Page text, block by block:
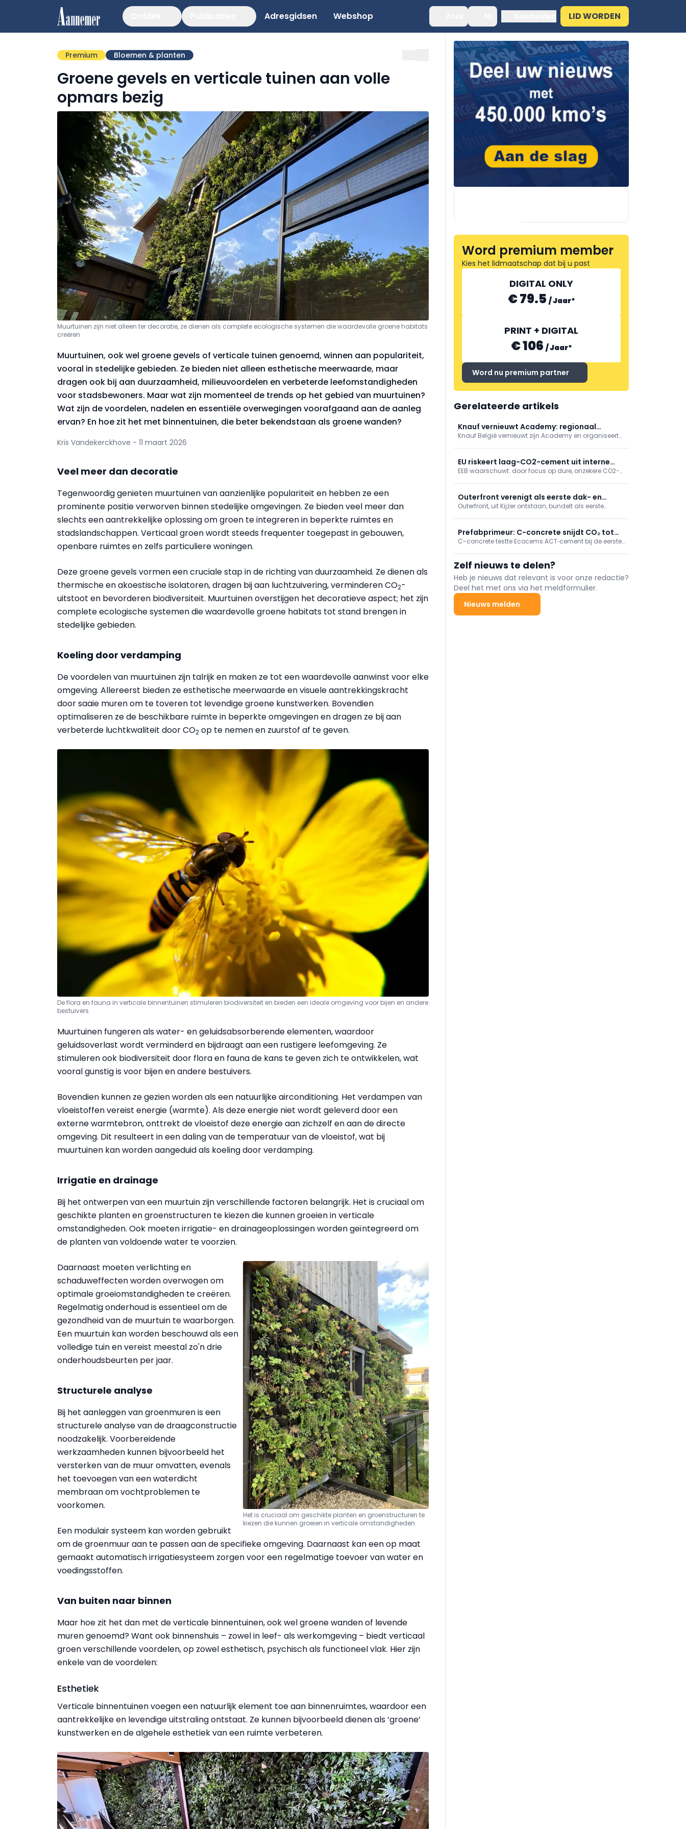
Adresgidsen Webshop LID WORDEN
Premium Bloemen & planten
Groene gevels en verticale tuinen aan volle
opmars bezig
Muurtuinen zijn niet alleen ter decoratie, ze dienen als complete ecologische systemen die waardevolle groene habitats
creëren
Muurtuinen, ook wel groene gevels of verticale tuinen genoemd, winnen aan populariteit,
vooral in stedelijke gebieden. Ze bieden niet alleen esthetische meerwaarde, maar
dragen ook bij aan duurzaamheid, milieuvoordelen en verbeterde leefomstandigheden
voor stadsbewoners. Maar wat zijn momenteel de trends op het gebied van muurtuinen?
Wat zijn de voordelen, nadelen en essentiële overwegingen voorafgaand aan de aanleg
ervan? En hoe zit het met binnentuinen, die beter bekendstaan als groene wanden?
Kris Vandekerckhove - 11 maart 2026
Veel meer dan decoratie
Tegenwoordig genieten muurtuinen van aanzienlijke populariteit en hebben ze een
prominente positie verworven binnen stedelijke omgevingen. Ze bieden veel meer dan
slechts een aantrekkelijke oplossing om groen te integreren in beperkte ruimtes en
stadslandschappen. Verticaal groen wordt steeds frequenter toegepast in gebouwen,
openbare ruimtes en zelfs particuliere woningen.
Deze groene gevels vormen een cruciale stap in de richting van duurzaamheid. Ze dienen als
thermische en akoestische isolatoren, dragen bij aan luchtzuivering, verminderen CO2-
uitstoot en bevorderen biodiversiteit. Muurtuinen overstijgen het decoratieve aspect; het zijn
complete ecologische systemen die waardevolle groene habitats tot stand brengen in
stedelijke gebieden.
Koeling door verdamping
De voordelen van muurtuinen zijn talrijk en maken ze tot een waardevolle aanwinst voor elke
omgeving. Allereerst bieden ze esthetische meerwaarde en visuele aantrekkingskracht
door saaie muren om te toveren tot levendige groene kunstwerken. Bovendien
optimaliseren ze de beschikbare ruimte in beperkte omgevingen en dragen ze bij aan
verbeterde luchtkwaliteit door CO2 op te nemen en zuurstof af te geven.
De flora en fauna in verticale binnentuinen stimuleren biodiversiteit en bieden een ideale omgeving voor bijen en andere
bestuivers
Muurtuinen fungeren als water- en geluidsabsorberende elementen, waardoor
geluidsoverlast wordt verminderd en bijdraagt aan een rustigere leefomgeving. Ze
stimuleren ook biodiversiteit door flora en fauna de kans te geven zich te ontwikkelen, wat
vooral gunstig is voor bijen en andere bestuivers.
Bovendien kunnen ze gezien worden als een natuurlijke airconditioning. Het verdampen van
vloeistoffen vereist energie (warmte). Als deze energie niet wordt geleverd door een
externe warmtebron, onttrekt de vloeistof deze energie aan zichzelf en aan de directe
omgeving. Dit resulteert in een daling van de temperatuur van de vloeistof, wat bij
muurtuinen kan worden aangeduid als koeling door verdamping.
Irrigatie en drainage
Bij het ontwerpen van een muurtuin zijn verschillende factoren belangrijk. Het is cruciaal om
geschikte planten en groenstructuren te kiezen die kunnen groeien in verticale
omstandigheden. Ook moeten irrigatie- en drainageoplossingen worden geïntegreerd om
de planten van voldoende water te voorzien.
Het is cruciaal om geschikte planten en groenstructuren te
kiezen die kunnen groeien in verticale omstandigheden
Daarnaast moeten verlichting en
schaduweffecten worden overwogen om
optimale groeiomstandigheden te creëren.
Regelmatig onderhoud is essentieel om de
gezondheid van de muurtuin te waarborgen.
Een muurtuin kan worden beschouwd als een
volledige tuin en vereist meestal zo'n drie
onderhoudsbeurten per jaar.
Structurele analyse
Bij het aanleggen van groenmuren is een
structurele analyse van de draagconstructie
noodzakelijk. Voorbereidende
werkzaamheden kunnen bijvoorbeeld het
versterken van de muur omvatten, evenals
het toevoegen van een waterdicht
membraan om vochtproblemen te
voorkomen.
Een modulair systeem kan worden gebruikt
om de groenmuur aan te passen aan de specifieke omgeving. Daarnaast kan een op maat
gemaakt automatisch irrigatiesysteem zorgen voor een regelmatige toevoer van water en
voedingsstoffen.
Van buiten naar binnen
Maar hoe zit het dan met de verticale binnentuinen, ook wel groene wanden of levende
muren genoemd? Want ook binnenshuis – zowel in leef- als werkomgeving – biedt verticaal
groen verschillende voordelen, op zowel esthetisch, psychisch als functioneel vlak. Hier zijn
enkele van de voordelen:
Esthetiek
Verticale binnentuinen voegen een natuurlijk element toe aan binnenruimtes, waardoor een
aantrekkelijke en levendige uitstraling ontstaat. Ze kunnen bijvoorbeeld dienen als ‘groene’
kunstwerken en de algehele esthetiek van een ruimte verbeteren.
BEWI ISOBOUW
Word premium member
Kies het lidmaatschap dat bij u past
DIGITAL ONLY
€ 79.5 /Jaar*
PRINT + DIGITAL
€ 106 /Jaar*
Word nu premium partner
Gerelateerde artikels
Knauf vernieuwt Academy: regionaal
maatwerk en digitale modules
Knauf België vernieuwt zijn Academy en organiseert
landstalen. Tegen eind 2026 volgt extra digitalisering
met online videomodules en meer maatwerk.
EU riskeert laag-CO2-cement uit interne
markt te sluiten
EEB waarschuwt: door focus op dure, onzekere CO2-
kunnen nu 40-70% CO2 besparen; vraag om
prestatie-eisen in normen en aanbesteding.
Outerfront verenigt als eerste dak- en
gevelspecialisten in bouwgroep
Outerfront, uit Kijzer ontstaan, bundelt als eerste
en marketing, terwijl merken behouden blijven. Kijzer,
Roof Projects en ASP Gevels zijn al aangesloten.
Prefabprimeur: C-concrete snijdt CO₂ tot
67,5% met Ecocems ACT-cement
C-concrete testte Ecocems ACT‑cement bij de eerste
productie of werf en met gelijke prestaties. De
technologie is schaalbaar; een fabriek in Duinkerke
opent eind 2026.
Zelf nieuws te delen?
Heb je nieuws dat relevant is voor onze redactie?
Deel het met ons via het meldformulier.
Nieuws melden